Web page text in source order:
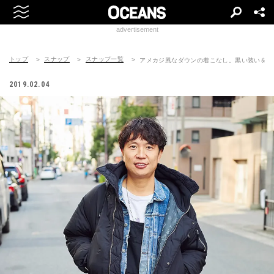
advertisement
トップ スナップ スナップ一覧 アメカジ風なダウンの着こなし。黒い装いを
2019.02.04